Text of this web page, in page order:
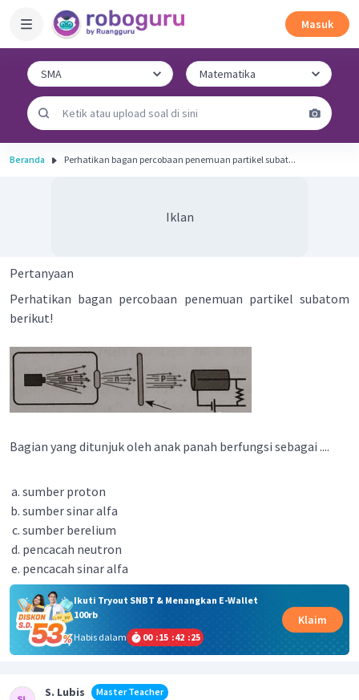
Masuk
Beranda Perhatikan bagan percobaan penemuan partikel subat...
Iklan
Pertanyaan
Perhatikan bagan percobaan penemuan partikel subatom
berikut!
Bagian yang ditunjuk oleh anak panah berfungsi sebagai ....
sumber proton
sumber sinar alfa
sumber berelium
pencacah neutron
pencacah sinar alfa
Ikuti Tryout SNBT & Menangkan E-Wallet
100rb
Habis dalam
00 :15 :42 :25
Klaim
S. Lubis
Master Teacher